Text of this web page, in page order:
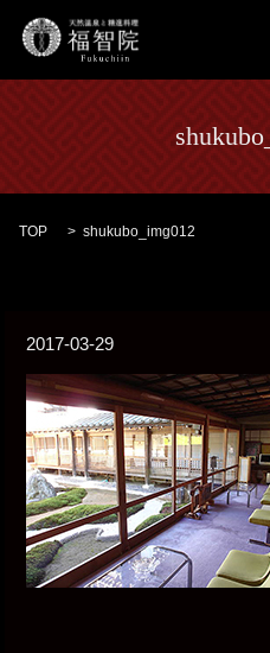
TOP shukubo_img012
2017-03-29